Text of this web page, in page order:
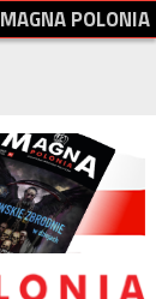
MAGNAPOLONIA